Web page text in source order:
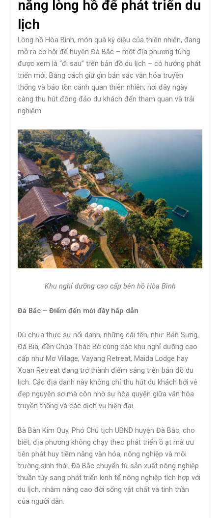
năng lòng hồ để phát triển du
lịch
Lòng hồ Hòa Bình, món quà kỳ diệu của thiên nhiên, đang
mở ra cơ hội để huyện Đà Bắc – một địa phương từng
được xem là “đi sau” trên bản đồ du lịch – có hướng phát
triển mới. Bằng cách giữ gìn bản sắc văn hóa truyền
thống và bảo tồn cảnh quan thiên nhiên, nơi đây ngày
càng thu hút đông đảo du khách đến tham quan và trải
nghiệm.
Khu nghỉ dưỡng cao cấp bên hồ Hòa Bình
Đà Bắc – Điểm đến mới đầy hấp dẫn
Dù chưa thực sự nổi danh, những cái tên, như: Bản Sưng,
Đá Bia, đền Chúa Thác Bờ cùng các khu nghỉ dưỡng cao
cấp như Mơ Village, Vayang Retreat, Maida Lodge hay
Xoan Retreat đang trở thành điểm sáng trên bản đồ du
lịch. Các địa danh này không chỉ thu hút du khách bởi vẻ
đẹp nguyên sơ mà còn nhờ sự hòa quyện giữa văn hóa
truyền thống và các dịch vụ hiện đại.
Bà Bàn Kim Quy, Phó Chủ tịch UBND huyện Đà Bắc, cho
biết, địa phương không chạy theo phát triển ồ ạt mà ưu
tiên phát huy tiềm năng văn hóa, nông nghiệp và môi
trường sinh thái. Đà Bắc chuyển từ sản xuất nông nghiệp
thuần túy sang phát triển kinh tế nông nghiệp tích hợp với
du lịch, nhằm nâng cao đời sống vật chất và tinh thần
của người dân.